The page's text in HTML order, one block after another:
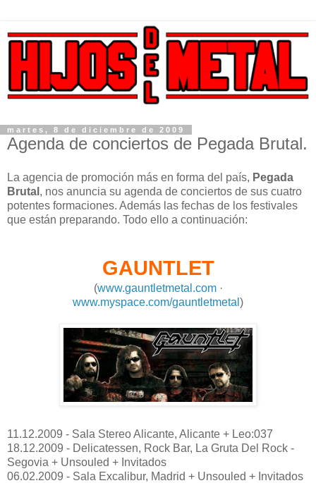
martes, 8 de diciembre de 2009
Agenda de conciertos de Pegada Brutal.
La agencia de promoción más en forma del país, Pegada
Brutal , nos anuncia su agenda de conciertos de sus cuatro
potentes formaciones. Además las fechas de los festivales
que están preparando. Todo ello a continuación:
GAUNTLET
(www.gauntletmetal.com·
www.myspace.com/gauntletmetal )
11.12.2009 - Sala Stereo Alicante, Alicante + Leo:037
18.12.2009 - Delicatessen, Rock Bar, La Gruta Del Rock -
Segovia + Unsouled + Invitados
06.02.2009 - Sala Excalibur, Madrid + Unsouled + Invitados